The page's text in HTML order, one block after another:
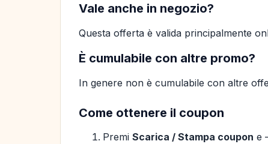
Vale anche in negozio?
Questa offerta è valida principalmente
È cumulabile con altre promo?
In genere non è cumulabile con altre
Come ottenere il coupon
Premi Scarica / Stampa coupon e